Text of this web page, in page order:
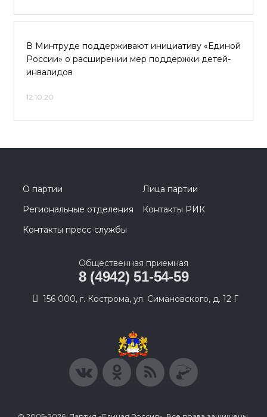
В Минтруде поддерживают инициативу «Единой
России» о расширении мер поддержки детей-
инвалидов
12.10.20
О партии
Лица партии
Региональные отделения
Контакты РИК
Контакты пресс-службы
Общественная приемная
8 (4942) 51-54-59
156 000, г. Кострома, ул. Симановского, д. 12 Г